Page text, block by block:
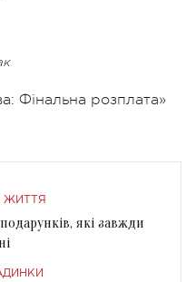
Фінальна розплата»
ЖИТТЯ
які завжди